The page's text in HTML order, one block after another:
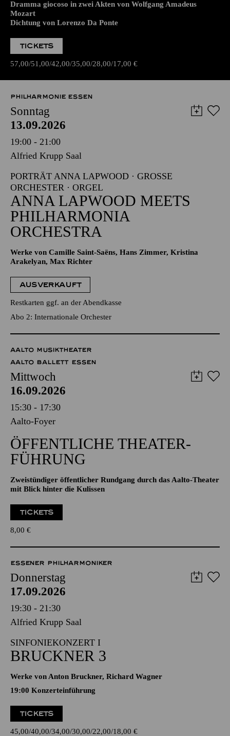
Dramma giocoso in zwei Akten von Wolfgang Amadeus
Mozart
Dichtung von Lorenzo Da Ponte
TICKETS
57,00 51,00 42,00 35,00 28,00 17,00 €
PHILHARMONIE ESSEN
Sonntag
13.09.2026
19:00 - 21:00
Alfried Krupp Saal
PORTRÄT ANNA LAPWOOD · GROSSE O
RCHESTER · ORGEL
ANNA LAPWOOD MEETS
PHILHARMONIA
ORCHESTRA
Werke von Camille Saint-Saëns, Hans Zimmer, Kristina
Arakelyan, Max Richter
AUSVERKAUFT
Restkarten ggf. an der Abendkasse
Abo 2: Internationale Orchester
AALTO MUSIKTHEATER
AALTO BALLETT ESSEN
Mittwoch
16.09.2026
15:30 - 17:30
Aalto-Foyer
ÖFFENTLICHE THEATER­
FÜHRUNG
Zweistündiger öffentlicher Rundgang durch das Aalto-Theater
mit Blick hinter die Kulissen
TICKETS
8,00 €
ESSENER PHILHARMONIKER
Donnerstag
17.09.2026
19:30 - 21:30
Alfried Krupp Saal
SINFONIEKONZERT I
BRUCKNER 3
Werke von Anton Bruckner, Richard Wagner
19:00 Konzerteinführung
TICKETS
45,00 40,00 34,00 30,00 22,00 18,00 €